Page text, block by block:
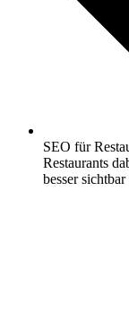
SEO für
Restaurants
besser